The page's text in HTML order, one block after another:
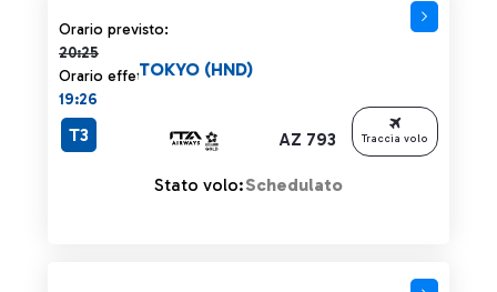
Orario previsto:
20:25
Orario previsto 20:25 barrato
Orario effettivo:
19:26
AZ 793
TOKYO (HND)
T3
Stato volo:Schedulato
Traccia volo